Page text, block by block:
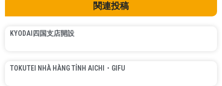
関連投稿
KYODAI四国支店開設
TOKUTEI NHÀ HÀNG TỈNH AICHI・GIFU